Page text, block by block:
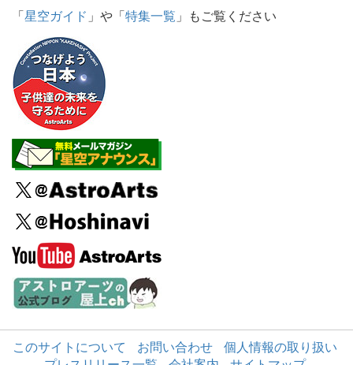
「星空ガイド 」や「特集一覧 」もご覧ください
このサイトについて お問い合わせ
個人情報の取り扱い